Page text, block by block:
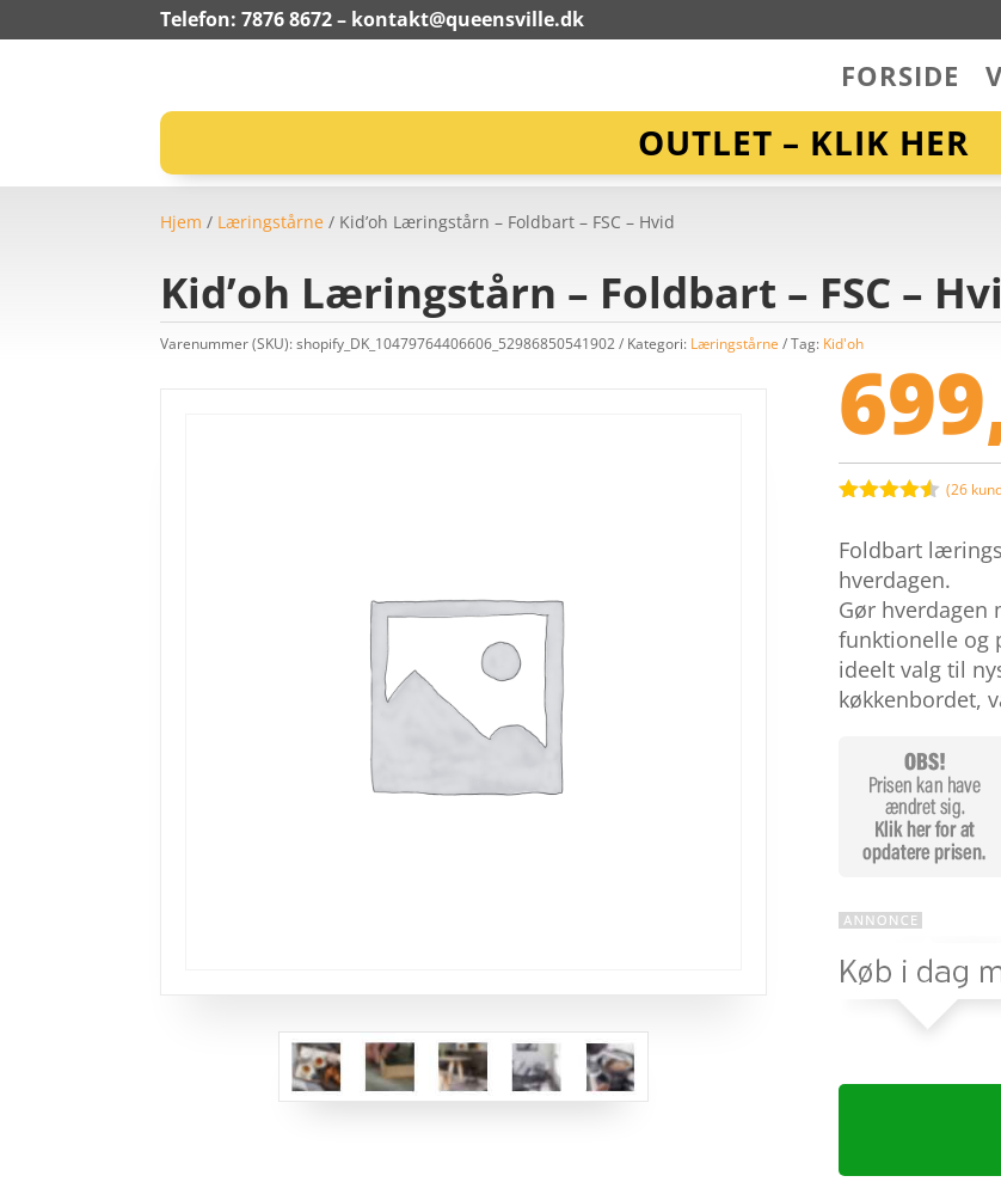
Telefon: 7876 8672 – kontakt@queensville.dk
FORSIDE
OUTLET – KLIK HER
Hjem / Læringstårne / Kid’oh Læringstårn – Foldbart – FSC – Hvid
Kid’oh Læringstårn – Foldbart – FSC –
Varenummer (SKU):shopify_DK_10479764406606_52986850541902 Kategori: Læringstårne Tag: Kid'oh
ud af 5
baseret
på
kundebedø
mmelser
(26
Foldbart
hverdagen.
Gør
funktionelle og
ideelt valg til
køkkenbordet,